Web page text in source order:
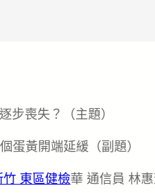
步喪失？（主題）
蛋黃開端延緩（副題）
竹 東區健檢華 通信員 林